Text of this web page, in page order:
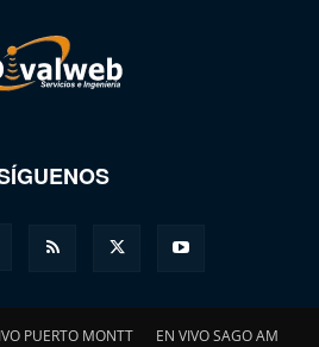
PUERTO MONTT EN VIVO SAGO AM